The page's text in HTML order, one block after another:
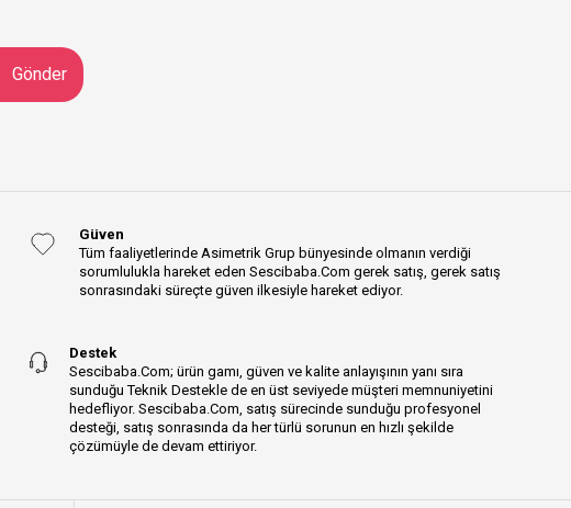
Gönder
Güven
Tüm faaliyetlerinde Asimetrik Grup bünyesinde olmanın verdiği
sorumlulukla hareket eden Sescibaba.Com gerek satış, gerek satış
sonrasındaki süreçte güven ilkesiyle hareket ediyor.
Destek
Sescibaba.Com; ürün gamı, güven ve kalite anlayışının yanı sıra
sunduğu Teknik Destekle de en üst seviyede müşteri memnuniyetini
hedefliyor. Sescibaba.Com, satış sürecinde sunduğu profesyonel
desteği, satış sonrasında da her türlü sorunun en hızlı şekilde
çözümüyle de devam ettiriyor.